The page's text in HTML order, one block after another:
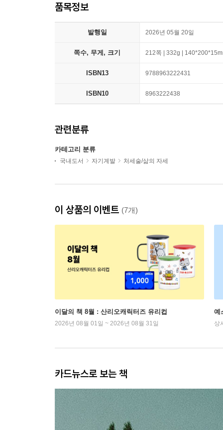
품목정보
발행일 2026년 05월 20일
쪽수, 무게, 크기 212쪽 | 332g |
ISBN13 9788963222431
ISBN10 8963222438
관련분류
카테고리 분류
국내도서 자기계발 처세술/삶의 자세
이 상품의 이벤트 (7개)
이달의 책 8월 : 산리오캐릭터즈 유리컵
2026년 08월 01일 ~ 2026년 08월 31일
예
상
카드뉴스로 보는 책